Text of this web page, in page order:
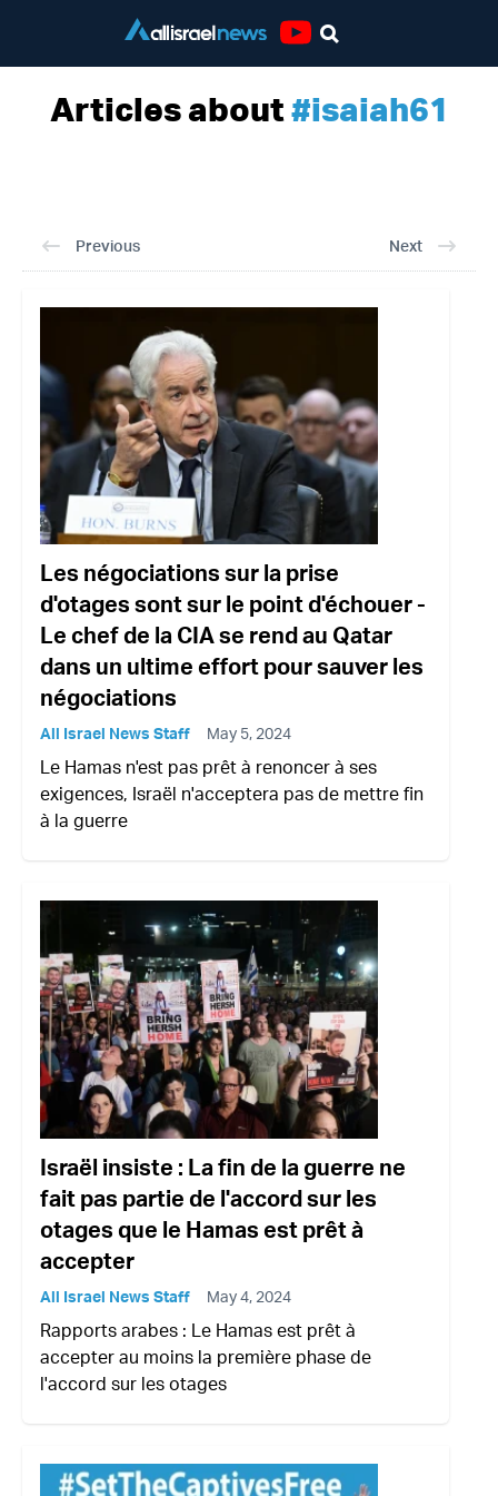
Articles about#isaiah61
Previous Next
Les négociations sur la prise
d'otages sont sur le point d'échouer -
Le chef de la CIA se rend au Qatar
dans un ultime effort pour sauver les
négociations
All Israel News Staff May 5, 2024
Le Hamas n'est pas prêt à renoncer à ses
exigences, Israël n'acceptera pas de mettre fin
à la guerre
Israël insiste : La fin de la guerre ne
fait pas partie de l'accord sur les
otages que le Hamas est prêt à
accepter
All Israel News Staff May 4, 2024
Rapports arabes : Le Hamas est prêt à
accepter au moins la première phase de
l'accord sur les otages